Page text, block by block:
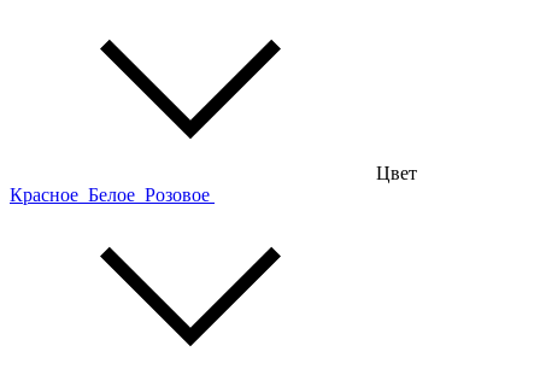
Цвет
Красное Белое Розовое